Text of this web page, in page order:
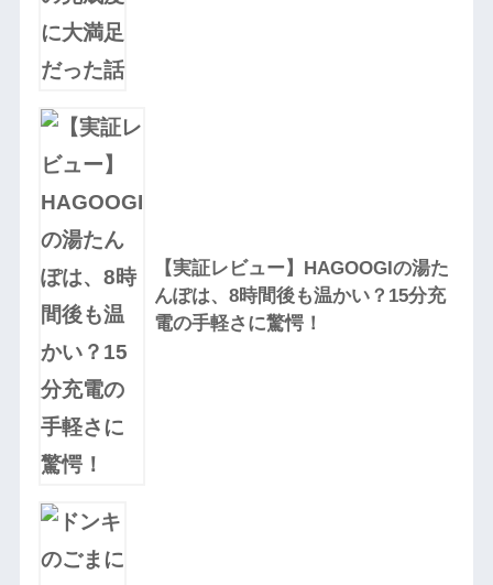
【実証レビュー】HAGOOGIの湯た
んぽは、8時間後も温かい？15分充
電の手軽さに驚愕！